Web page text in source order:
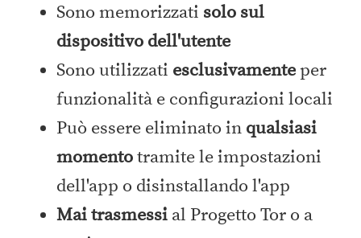
Sono memorizzati solo sul
dispositivo dell'utente
Sono utilizzati esclusivamenteper
funzionalità e configurazioni locali
Può essere eliminato in qualsiasi
momentotramite le impostazioni
dell'app o disinstallando l'app
Mai trasmessi al Progetto Tor o a